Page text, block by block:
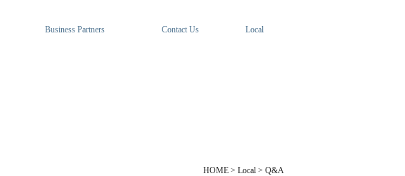
Business Partners Contact Us Local
HOME > Local > Q&A